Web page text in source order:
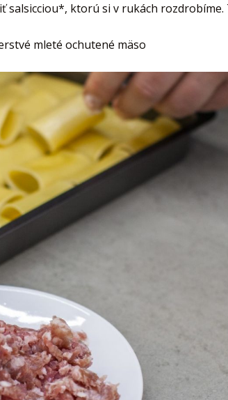
salsicciou*, ktorú si v rukách
mleté ochutené mäso